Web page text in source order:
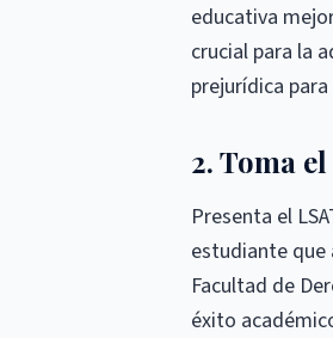
educativa
crucial para la
prejurídica
2. Toma
Presenta el
estudiante que
Facultad de
éxito